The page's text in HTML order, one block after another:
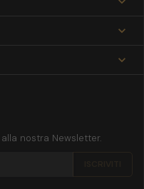


nostra Newsletter.